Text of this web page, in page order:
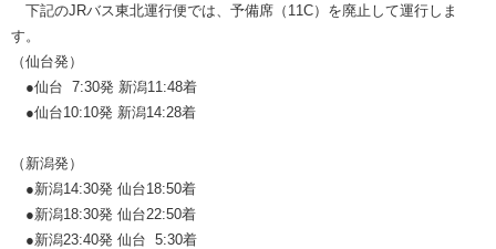
下記のJRバス東北運行便では、予備席（11C）を廃止して運行しま
す。
（仙台発）
●仙台 7:30発 新潟11:48着
●仙台10:10発 新潟14:28着
（新潟発）
●新潟14:30発 仙台18:50着
●新潟18:30発 仙台22:50着
●新潟23:40発 仙台 5:30着